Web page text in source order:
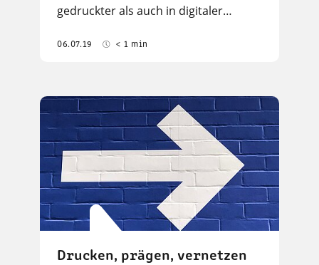
gedruckter als auch in digitaler…
06.07.19 < 1 min
Drucken, prägen, vernetzen